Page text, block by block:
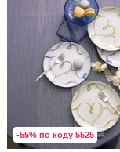
-55% по коду 5525